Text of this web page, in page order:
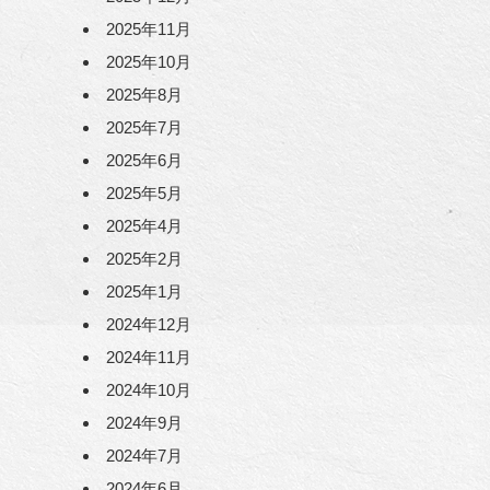
2025年11月
2025年10月
2025年8月
2025年7月
2025年6月
2025年5月
2025年4月
2025年2月
2025年1月
2024年12月
2024年11月
2024年10月
2024年9月
2024年7月